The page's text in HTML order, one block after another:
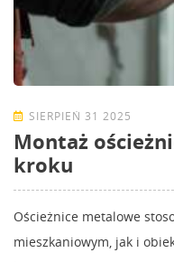
SIERPIEŃ 31 2025
Montaż
kroku
Ościeżnice metalowe
mieszkaniowym, jak i